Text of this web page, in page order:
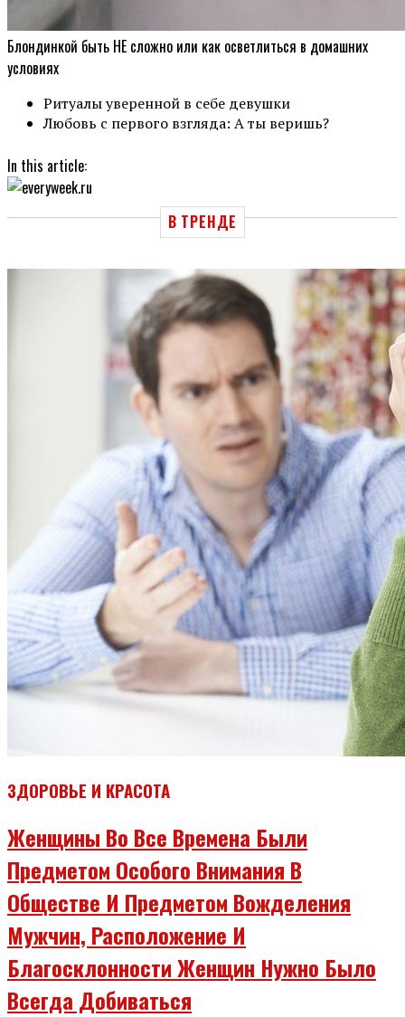
Блондинкой быть НЕ сложно или как осветлиться в домашних
условиях
Ритуалы уверенной в себе девушки
Любовь с первого взгляда: А ты веришь?
In this article:
В ТРЕНДЕ
ЗДОРОВЬЕ И КРАСОТА
Женщины Во Все Времена Были
Предметом Особого Внимания В
Обществе И Предметом Вожделения
Мужчин, Расположение И
Благосклонности Женщин Нужно Было
Всегда Добиваться